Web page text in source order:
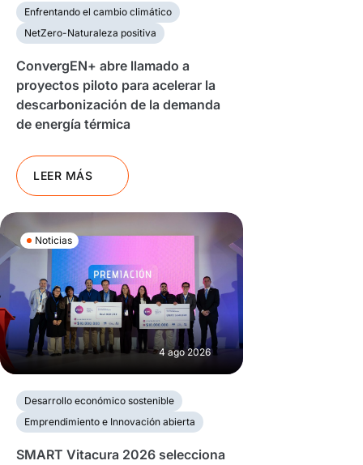
Enfrentando el cambio climático
NetZero-Naturaleza positiva
ConvergEN+ abre llamado a
proyectos piloto para acelerar la
descarbonización de la demanda
de energía térmica
LEER MÁS
Noticias
4 ago 2026
Desarrollo económico sostenible
Emprendimiento e Innovación abierta
SMART Vitacura 2026 selecciona